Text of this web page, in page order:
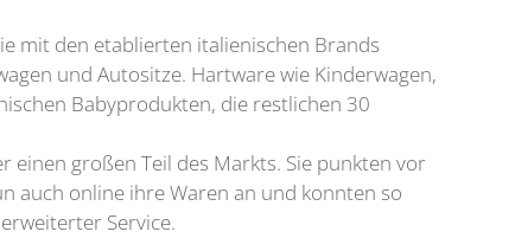
mit den etablierten italienischen Brands
und Autositze. Hartware wie Kinderwagen,
Babyprodukten, die restlichen 30
einen großen Teil des Markts. Sie punkten vor
auch online ihre Waren an und konnten so
Service.